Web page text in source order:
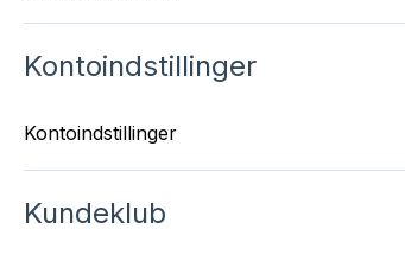
Kontoindstillinger
Kontoindstillinger
Kundeklub